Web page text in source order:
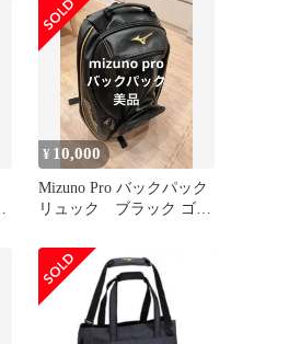
¥ 10,000
Mizuno Pro バックパック
リュック ブラック ゴー